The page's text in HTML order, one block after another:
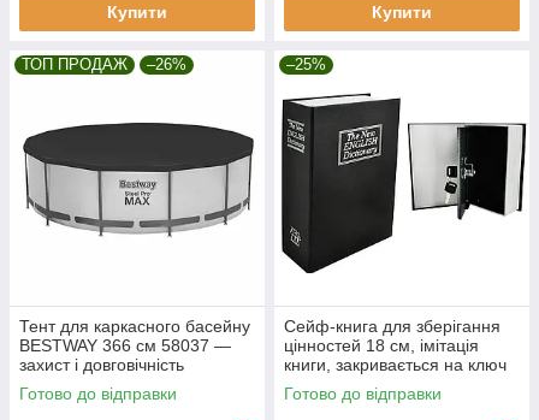
Купити Купити
ТОП ПРОДАЖ –26%
Тент для каркасного басейну
BESTWAY 366 см 58037 —
захист і довговічність
Готово до відправки
–25%
Сейф-книга для зберігання
цінностей 18 см, імітація
книги, закривається на ключ
Malatec 6148
Готово до відправки